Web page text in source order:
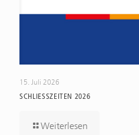
15. Juli 2026
SCHLIESSZEITEN 2026
Weiterlesen